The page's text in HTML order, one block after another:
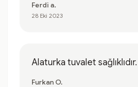
Ferdi a.
28 Eki 2023
Alaturka tuvalet sağlıklıdır.
Furkan O.